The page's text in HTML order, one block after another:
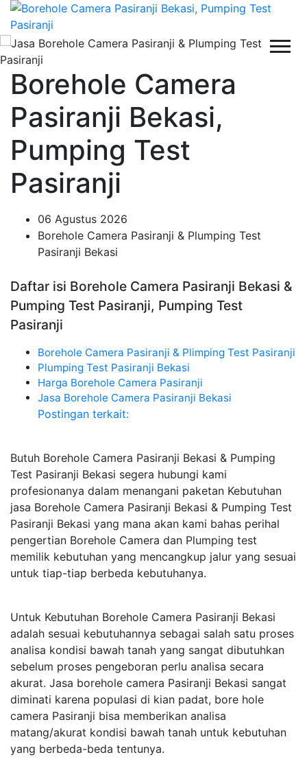
Borehole Camera
Pasiranji Bekasi,
Pumping Test
Pasiranji
06 Agustus 2026
Borehole Camera Pasiranji & Plumping Test
Pasiranji Bekasi
Daftar isi Borehole Camera Pasiranji Bekasi &
Pumping Test Pasiranji, Pumping Test
Pasiranji
Borehole Camera Pasiranji & Plimping Test Pasiranji
Plumping Test Pasiranji Bekasi
Harga Borehole Camera Pasiranji
Jasa Borehole Camera Pasiranji Bekasi
Postingan terkait:
Butuh Borehole Camera Pasiranji Bekasi & Pumping
Test Pasiranji Bekasi segera hubungi kami
profesionanya dalam menangani paketan Kebutuhan
jasa Borehole Camera Pasiranji Bekasi & Pumping Test
Pasiranji Bekasi yang mana akan kami bahas perihal
pengertian Borehole Camera dan Plumping test
memilik kebutuhan yang mencangkup jalur yang sesuai
untuk tiap-tiap berbeda kebutuhanya.
Untuk Kebutuhan Borehole Camera Pasiranji Bekasi
adalah sesuai kebutuhannya sebagai salah satu proses
analisa kondisi bawah tanah yang sangat dibutuhkan
sebelum proses pengeboran perlu analisa secara
akurat. Jasa borehole camera Pasiranji Bekasi sangat
diminati karena populasi di kian padat, bore hole
camera Pasiranji bisa memberikan analisa
matang/akurat kondisi bawah tanah untuk kebutuhan
yang berbeda-beda tentunya.